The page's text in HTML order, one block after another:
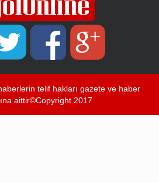
telif hakları gazete ve haber
aittir©Copyright 2017